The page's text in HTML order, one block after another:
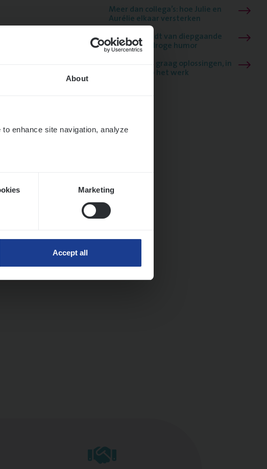
About
enhance site navigation, analyze
Marketing
Accept all
Meer dan collega’s: hoe Julie en
Aurélie elkaar versterken
Mathias houdt van diepgaande
dossiers én droge humor
Thalia zoekt graag oplossingen, in
games én op het werk